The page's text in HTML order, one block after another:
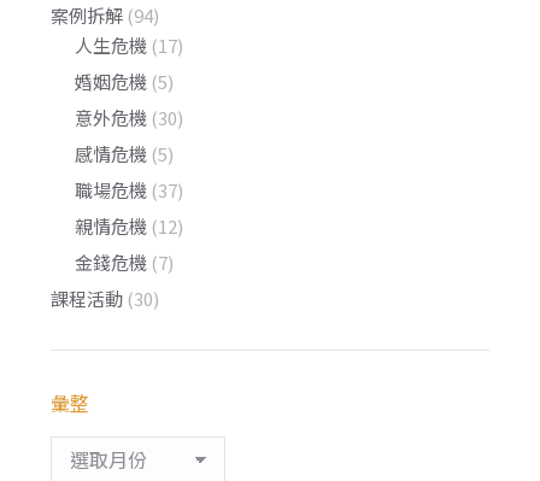
案例拆解 (94)
人生危機 (17)
婚姻危機 (5)
意外危機 (30)
感情危機 (5)
職場危機 (37)
親情危機 (12)
金錢危機 (7)
課程活動 (30)
彙整